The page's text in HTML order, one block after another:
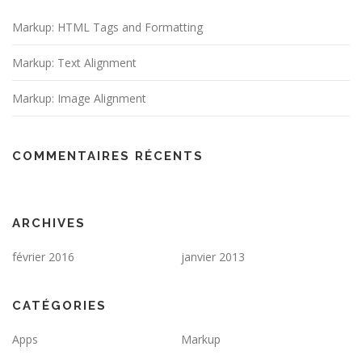
Markup: HTML Tags and Formatting
Markup: Text Alignment
Markup: Image Alignment
COMMENTAIRES RÉCENTS
ARCHIVES
février 2016 janvier 2013
CATÉGORIES
Apps
Markup